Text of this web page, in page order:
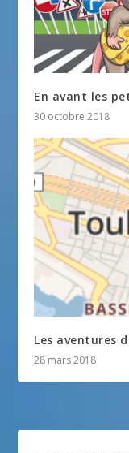
En avant les
30 octobre 2018
Les aventures
28 mars 2018